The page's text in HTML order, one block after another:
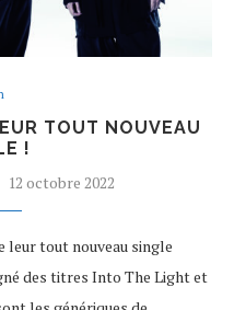
TOUT NOUVEAU
!
12 octobre 2022
leur tout nouveau single
des titres Into The Light et